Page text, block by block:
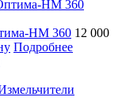
HM 360 12 000
Подробнее